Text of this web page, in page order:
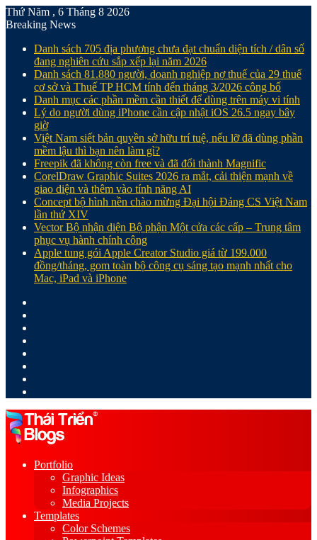
Thứ Năm , 6 Tháng 8 2026
Breaking News
Danh sách 705 địa phương chưa đạt chuẩn diện tích / dân số
đang nghiên cứu sắp xếp lại năm 2026
Danh sách 81.880‬ người, doanh nghiệp nợ thuế của 29 thuế
cơ sở và Thuế TP HCM tính đến tháng 3/2026 công bố
Danh mục các phần mềm cần thiết để dùng trên máy vi tính
Lý do người dùng iPhone cần cập nhật iOS 26.5 ngay bây
giờ
Việt Nam siết bản quyền sở hữu trí tuệ, nếu lỡ đã dùng phần
mềm lậu thì bạn nên làm gì?
Freepik đã không còn free và đã đổi thành Magnific
CorelDraw Graphic Suites 2026 ra mắt, cải thiện mạnh về
giao diện và thêm vào tính năng AI
Concept bộ hình nền chào mừng Đại hội Đảng CS Việt Nam
lần thứ XIV
Vector Bộ nhận diện Bộ phận Một cửa các cấp – Trung tâm
phục vụ hành chính công
Apple tung gói Apple Creator Studio giá từ 199.000
đồng/tháng, gom toàn bộ công cụ sáng tạo mạnh nhất cho
Mac, iPad và iPhone
Portfolio
Graphic Ideas
Infographics
Media Projects
Templates
Color Schemes